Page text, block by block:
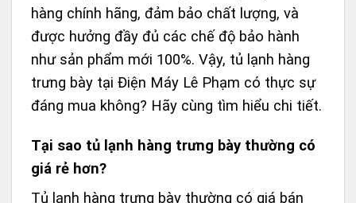
hàng chính hãng, đảm bảo chất lượng, và
được hưởng đầy đủ các chế độ bảo hành
như sản phẩm mới 100%. Vậy, tủ lạnh hàng
trưng bày tại Điện Máy Lê Phạm có thực sự
đáng mua không? Hãy cùng tìm hiểu chi tiết.
Tại sao tủ lạnh hàng trưng bày thường có
giá rẻ hơn?
Tủ lạnh hàng trưng bày thường có giá bán